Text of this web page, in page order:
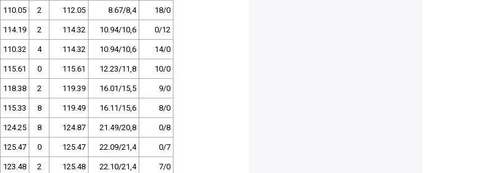
110.05 2 112.05 8.67/8,4 18/0
114.19 2 114.32 10.94/10,6 0/12
110.32 4 114.32 10.94/10,6 14/0
115.61 0 115.61 12.23/11,8 10/0
118.38 2 119.39 16.01/15,5 9/0
115.33 8 119.49 16.11/15,6 8/0
124.25 8 124.87 21.49/20,8 0/8
125.47 0 125.47 22.09/21,4 0/7
123.48 2 125.48 22.10/21,4 7/0